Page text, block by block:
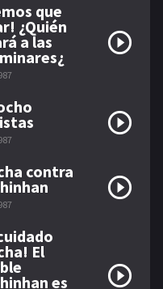
que
¿Quién
a las
contra
El
es